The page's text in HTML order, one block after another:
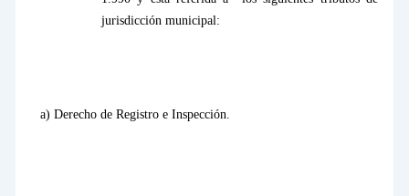
jurisdicción municipal:
a) Derecho de Registro e Inspección.